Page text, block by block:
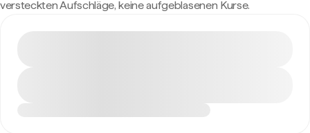
versteckten Aufschläge, keine aufgeblasenen Kurse.